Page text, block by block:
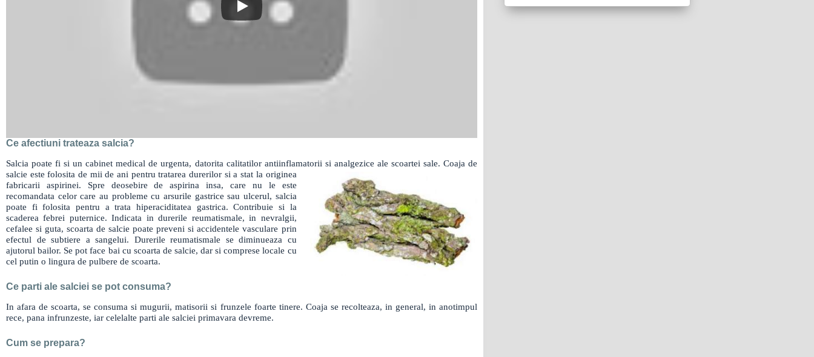
Ce afectiuni trateaza salcia?
Salcia poate fi si un cabinet medical de urgenta, datorita calitatilor antiinflamatorii si analgezice ale scoartei sale. Coaja de
salcie este folosita de mii de ani pentru tratarea durerilor si a stat la originea
fabricarii aspirinei. Spre deosebire de aspirina insa, care nu le este
recomandata celor care au probleme cu arsurile gastrice sau ulcerul, salcia
poate fi folosita pentru a trata hiperaciditatea gastrica. Contribuie si la
scaderea febrei puternice. Indicata in durerile reumatismale, in nevralgii,
cefalee si guta, scoarta de salcie poate preveni si accidentele vasculare prin
efectul de subtiere a sangelui. Durerile reumatismale se diminueaza cu
ajutorul bailor. Se pot face bai cu scoarta de salcie, dar si comprese locale cu
cel putin o lingura de pulbere de scoarta.
Ce parti ale salciei se pot consuma?
In afara de scoarta, se consuma si mugurii, matisorii si frunzele foarte tinere. Coaja se recolteaza, in general, in anotimpul
rece, pana infrunzeste, iar celelalte parti ale salciei primavara devreme.
Cum se prepara?